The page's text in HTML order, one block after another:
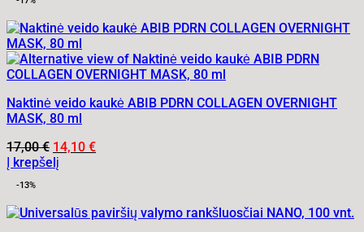
Naktinė veido kaukė ABIB PDRN COLLAGEN OVERNIGHT
MASK, 80 ml
17,00€ Original
price
14,10 €Current
Į krepšelį
-13%